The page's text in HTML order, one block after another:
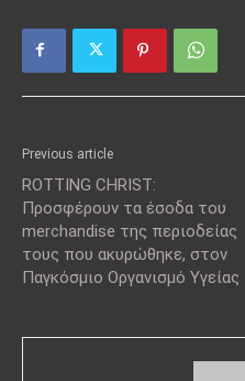
Previous article
ROTTING CHRIST:
Προσφέρουν τα έσοδα του
merchandise της περιοδείας
τους που ακυρώθηκε, στον
Παγκόσμιο Οργανισμό Υγείας